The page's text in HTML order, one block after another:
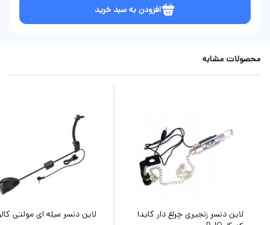
افزودن به سبد خرید
محصولات مشابه
‏لاین دنسر زنجیری چراغ دار کایدا
لاین دنسر میله ای مولتی